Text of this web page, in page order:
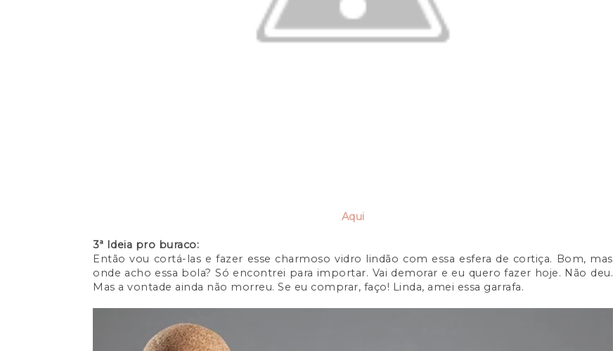
Aqui
3ª Ideia pro buraco:
Então vou cortá-las e fazer esse charmoso vidro lindão com essa esfera de cortiça. Bom, mas
onde acho essa bola? Só encontrei para importar. Vai demorar e eu quero fazer hoje. Não deu.
Mas a vontade ainda não morreu. Se eu comprar, faço! Linda, amei essa garrafa.